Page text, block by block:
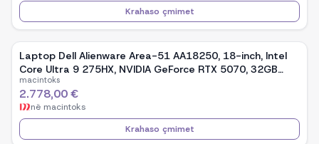
Krahaso çmimet
Laptop Dell Alienware Area-51 AA18250, 18-inch, Intel
Core Ultra 9 275HX, NVIDIA GeForce RTX 5070, 32GB
RAM, 1TB SSD, Windows 11 - Gray
macintoks
2.778,00 €
në macintoks
Krahaso çmimet